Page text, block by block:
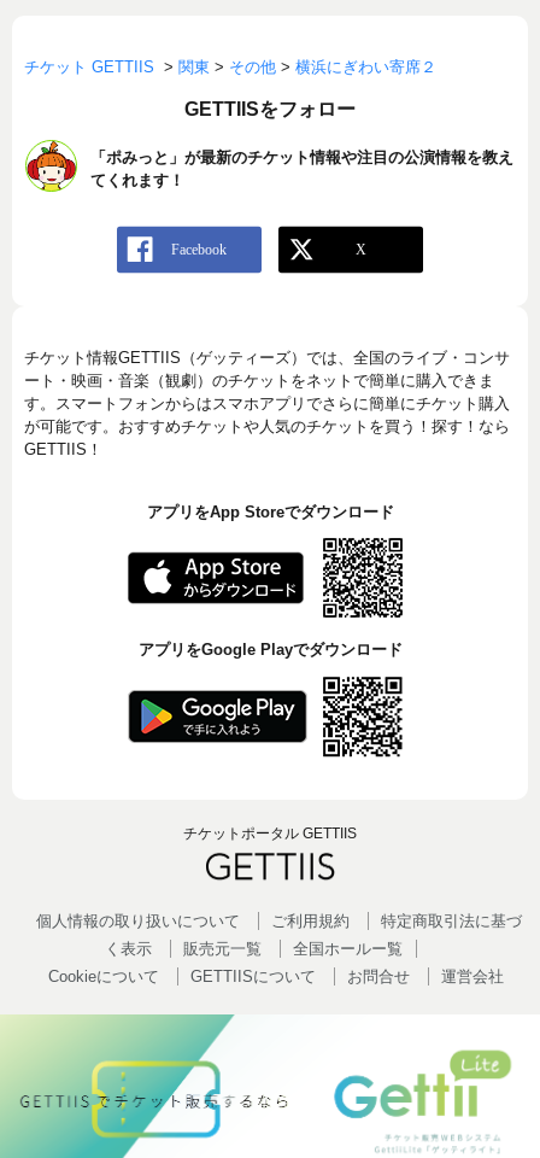
チケット GETTIIS > 関東 > その他 > 横浜にぎわい寄席２
GETTIISをフォロー
「ポみっと」が最新のチケット情報や注目の公演情報を教え
てくれます！
チケット情報GETTIIS（ゲッティーズ）では、全国のライブ・コンサ
ート・映画・音楽（観劇）のチケットをネットで簡単に購入できま
す。スマートフォンからはスマホアプリでさらに簡単にチケット購入
が可能です。おすすめチケットや人気のチケットを買う！探す！なら
GETTIIS！
アプリをApp Storeでダウンロード
アプリをGoogle Playでダウンロード
チケットポータル GETTIIS
個人情報の取り扱いについて ご利用規約
特定商取引法に基づ
く表示
販売元一覧
全国ホールー覧
Cookieについて
GETTIISについて お問合せ 運営会社